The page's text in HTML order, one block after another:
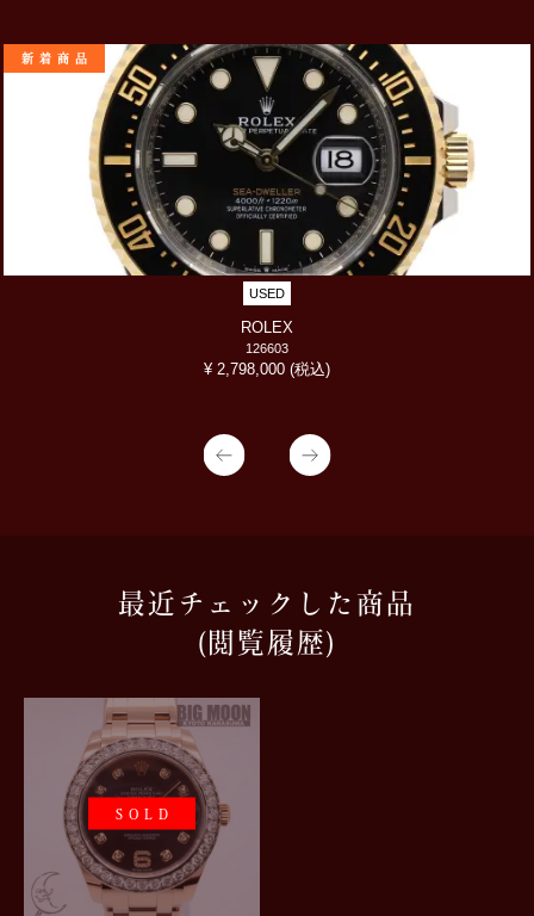
USED
ROLEX
126603
¥ 2,798,000 (税込)
新着商品
最近チェックした商品
(閲覧履歴)
SOLD